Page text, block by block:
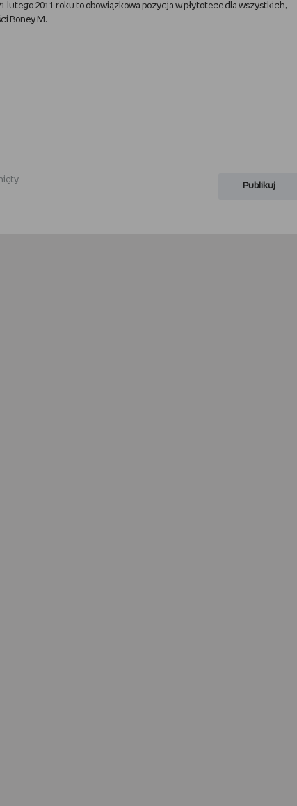
lutego 2011 roku to obowiązkowa pozycja w płytotece dla wszystkich,
Boney M.
Publikuj